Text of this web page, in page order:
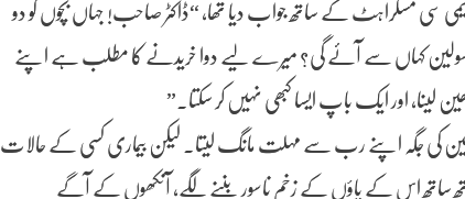
سی مسکراہٹ کے ساتھ جواب دیا تھا، “ڈاکٹر صاحب! جہاں بچوں کو دو
انسولین کہاں سے آئے گی؟ میرے لیے دوا خریدنے کا مطلب ہے اپنے
اور ایک باپ ایسا کبھی نہیں کر سکتا۔”
انسولین کی جگہ اپنے رب سے مہلت مانگ لیتا۔ لیکن بیماری کسی کے حالات
ساتھ اس کے پاؤں کے زخم ناسور بننے لگے، آنکھوں کے آگے